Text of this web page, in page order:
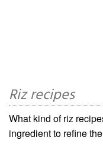
Riz recipes
What kind of riz
ingredient to refine